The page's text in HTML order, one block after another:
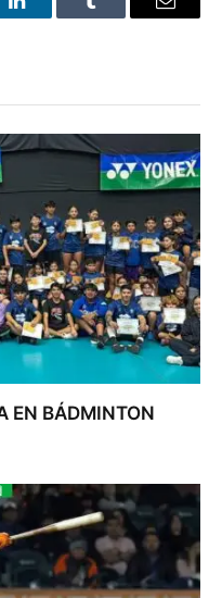
LinkedInTumblr Email
EN BÁDMINTON